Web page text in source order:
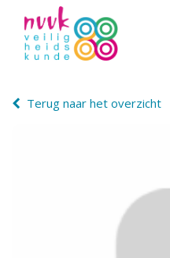
Terug naar het overzicht